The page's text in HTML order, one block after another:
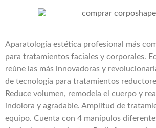
Aparatología estética profesional más
para tratamientos faciales y corporales.
reúne las más innovadoras y
de tecnología para tratamientos
Reduce volumen, remodela el cuerpo y
indolora y agradable. Amplitud de
equipo. Cuenta con 4 manípulos